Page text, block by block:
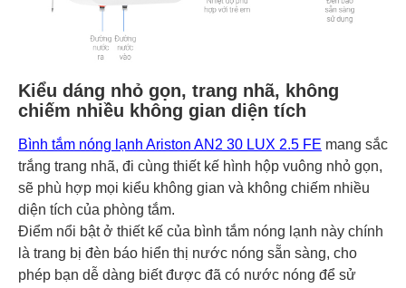
Kiểu dáng nhỏ gọn, trang nhã, không
chiếm nhiều không gian diện tích
Bình tắm nóng lạnh Ariston AN2 30 LUX 2.5 FE mang sắc
trắng trang nhã, đi cùng thiết kế hình hộp vuông nhỏ gọn,
sẽ phù hợp mọi kiểu không gian và không chiếm nhiều
diện tích của phòng tắm.
Điểm nổi bật ở thiết kế của bình tắm nóng lạnh này chính
là trang bị đèn báo hiển thị nước nóng sẵn sàng, cho
phép bạn dễ dàng biết được đã có nước nóng để sử